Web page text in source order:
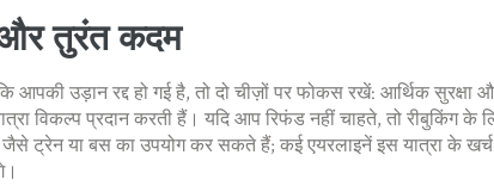
तुरंत कदम
आपकी उड़ान रद्द हो गई है, तो दो चीज़ों पर फोकस रखें: आर्थिक
विकल्प प्रदान करती हैं। यदि आप रिफंड नहीं चाहते, तो
जैसे ट्रेन या बस का उपयोग कर सकते हैं; कई एयरलाइनें इस यात्रा के